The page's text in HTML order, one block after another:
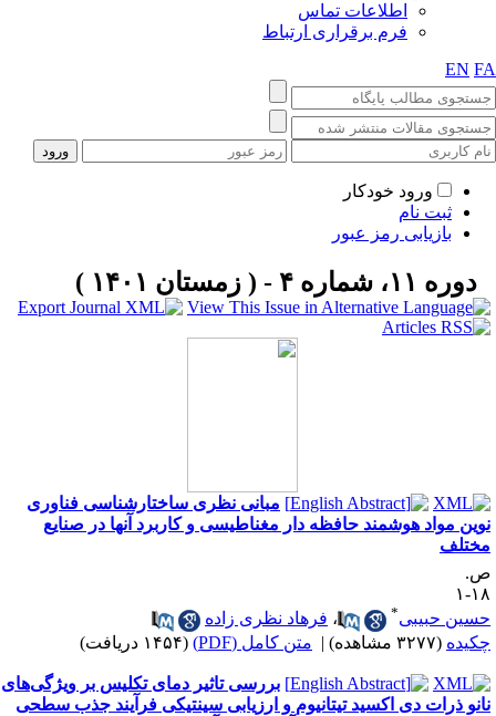
اطلاعات تماس
فرم برقراری ارتباط
EN
ورود خودکار
ثبت نام
بازیابی رمز عبور
دوره ۱۱، شماره ۴ - ( زمستان ۱۴۰۱ )
مبانی نظری ساختارشناسی فناوری
مواد هوشمند حافظه دار مغناطیسی و کاربرد آنها در صنایع
۱
حبیبی
،فرهاد نظری زاده
(۳۲۷۷ مشاهده) | متن کامل (PDF) (۱۴۵۴ دریافت)
بررسی تاثیر دمای تکلیس بر ویژگی‌های
ذرات دی اکسید تیتانیوم و ارزیابی سینتیکی فرآیند جذب سطحی